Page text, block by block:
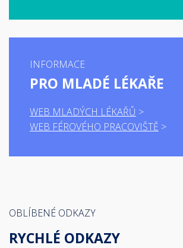
INFORMACE
PRO MLADÉ LÉKAŘE
WEB MLADÝCH LÉKAŘŮ
WEB FÉROVÉHO PRACOVIŠTĚ
OBLÍBENÉ ODKAZY
RYCHLÉ ODKAZY